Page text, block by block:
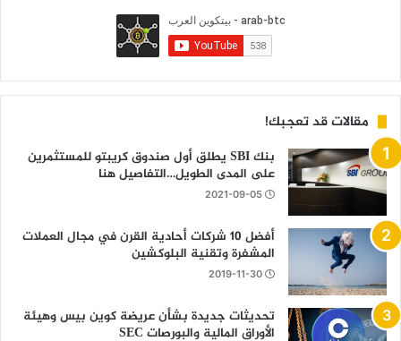
مقالات قد تعجبك!
بنك SBI يطلق أول صندوق كريبتو للمستثمرين
على المدى الطويل…التفاصيل هنا
2021-09-05
أفضل 10 شركات أحادية القرن في مجال العملات
المشفرة وتقنية البلوكشين
2019-11-30
تحديثات جديدة بشأن عريضة كوين بيس وهيئة
الأوراق المالية والبورصات SEC